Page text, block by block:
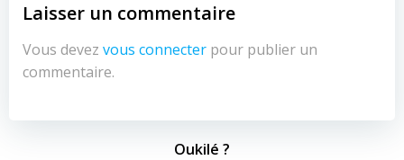
Laisser un commentaire
Vous devez vous connecter pour publier un
commentaire.
Oukilé ?